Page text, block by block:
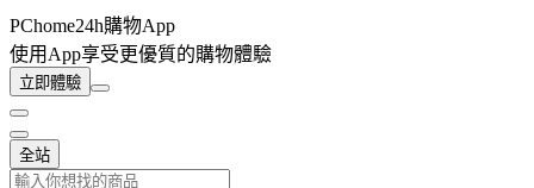
PChome24h購物App
使用App享受更優質的購物體驗
立即體驗
全站